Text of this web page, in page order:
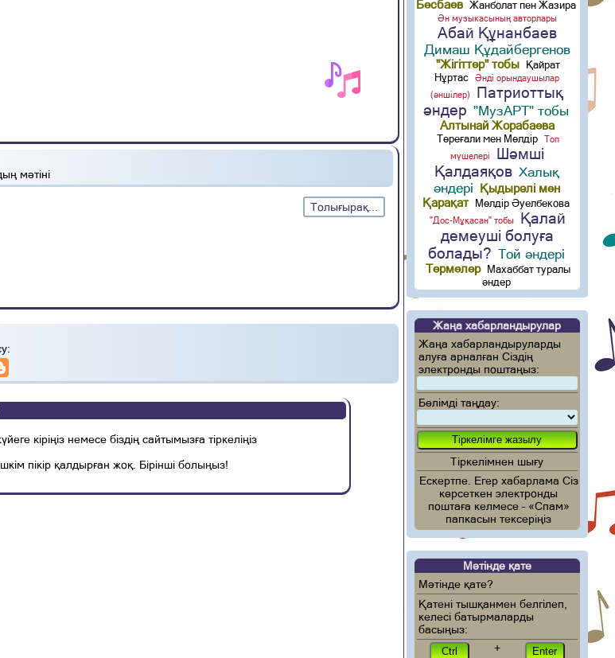
мәтіні
Толығырақ...
кіріңіз немесе біздің сайтымызға тіркеліңіз
пікір қалдырған жоқ. Бірінші болыңыз!
Бесбаев Жанболат пен Жазира
Ән музыкасының авторлары
Абай Құнанбаев
Димаш Құдайбергенов
"Жігіттер" тобы
Қайрат
Нұртас
Әнді орындаушылар
(әншілер)
Патриоттық
әндер "МузАРТ" тобы
Алтынай Жорабаева
Төреғали мен Мөлдір
Топ
мүшелері
Шәмші
Қалдаяқов Халық
әндері Қыдырәлі мен
Қарақат
Мөлдір Әуелбекова
"Дос-Мұқасан" тобы
Қалай
демеуші болуға
болады? Той әндері
Термелер
Махаббат туралы
әндер
Жаңа хабарландырулар
Жаңа хабарландыруларды
алуға арналған Сіздің
электронды поштаңыз:
Бөлімді таңдау:
Тіркелімнен шығу
Ескертпе. Егер хабарлама Сіз
көрсеткен электронды
поштаға келмесе – «Спам»
папкасын тексеріңіз
Мәтінде қате
Мәтінде қате?
Қатені тышқанмен белгілеп,
келесі батырмаларды
басыңыз:
+